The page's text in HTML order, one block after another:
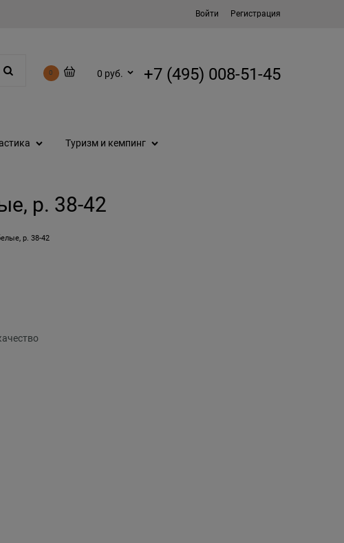
Войти Регистрация
0 0 руб. +7 (495) 008-51-45
Туризм и кемпинг
р. 38-42
р. 38-42